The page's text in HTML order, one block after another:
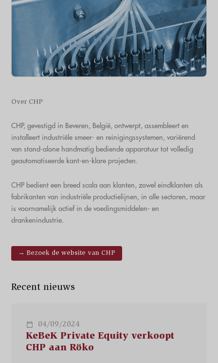
Over CHP
CHP, gevestigd in Beveren, België, ontwerpt, assembleert en
installeert industriële smeer- en reinigingssystemen, variërend
van stand-alone handmatig bediende apparatuur tot volledig
geautomatiseerde kant-en-klare projecten.
CHP bedient een breed scala aan klanten, zowel eindklanten als
fabrikanten van industriële productielijnen, in alle sectoren, maar
is voornamelijk actief in de voedingsmiddelen- en
drankenindustrie.
→ Bezoek de website van CHP
Recent nieuws
04/09/2024
KeBeK Private Equity verkoopt
CHP aan Röko